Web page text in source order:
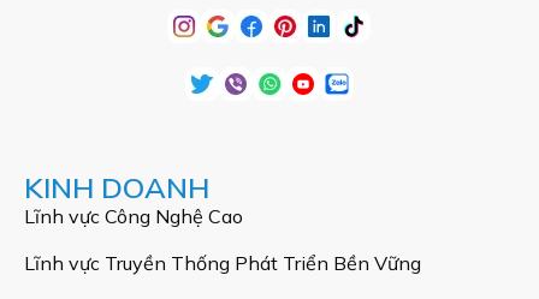
KINH DOANH
Lĩnh vực Công Nghệ Cao
Lĩnh vực Truyền Thống Phát Triển Bền Vững